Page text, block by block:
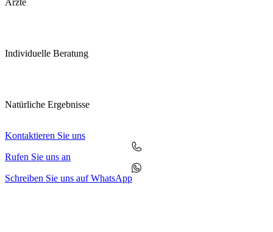
Ärzte
Individuelle Beratung
Natürliche Ergebnisse
Kontaktieren Sie uns
Rufen Sie uns an
Schreiben Sie uns auf WhatsApp